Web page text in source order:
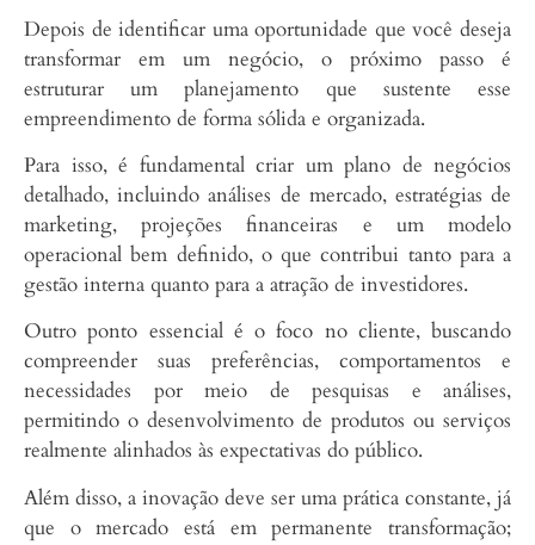
Depois de identificar uma oportunidade que você deseja
transformar em um negócio, o próximo passo é
estruturar um planejamento que sustente esse
empreendimento de forma sólida e organizada.
Para isso, é fundamental criar um plano de negócios
detalhado, incluindo análises de mercado, estratégias de
marketing, projeções financeiras e um modelo
operacional bem definido, o que contribui tanto para a
gestão interna quanto para a atração de investidores.
Outro ponto essencial é o foco no cliente, buscando
compreender suas preferências, comportamentos e
necessidades por meio de pesquisas e análises,
permitindo o desenvolvimento de produtos ou serviços
realmente alinhados às expectativas do público.
Além disso, a inovação deve ser uma prática constante, já
que o mercado está em permanente transformação;